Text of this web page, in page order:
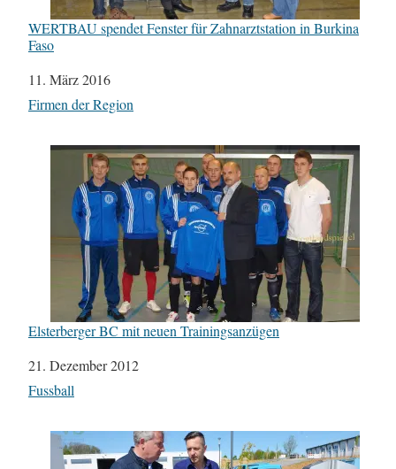
WERTBAU spendet Fenster für Zahnarztstation in Burkina
Faso
Datum
11. März 2016
In Bezug auf
Firmen der Region
Elsterberger BC mit neuen Trainingsanzügen
Datum
21. Dezember 2012
In Bezug auf
Fussball